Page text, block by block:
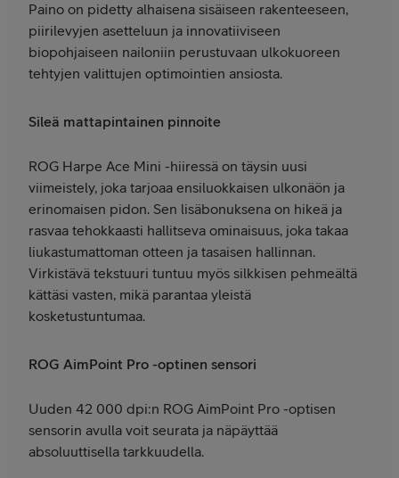
Paino on pidetty alhaisena sisäiseen rakenteeseen,
piirilevyjen asetteluun ja innovatiiviseen
biopohjaiseen nailoniin perustuvaan ulkokuoreen
tehtyjen valittujen optimointien ansiosta.
Sileä mattapintainen pinnoite
ROG Harpe Ace Mini -hiiressä on täysin uusi
viimeistely, joka tarjoaa ensiluokkaisen ulkonäön ja
erinomaisen pidon. Sen lisäbonuksena on hikeä ja
rasvaa tehokkaasti hallitseva ominaisuus, joka takaa
liukastumattoman otteen ja tasaisen hallinnan.
Virkistävä tekstuuri tuntuu myös silkkisen pehmeältä
kättäsi vasten, mikä parantaa yleistä
kosketustuntumaa.
ROG AimPoint Pro -optinen sensori
Uuden 42 000 dpi:n ROG AimPoint Pro -optisen
sensorin avulla voit seurata ja näpäyttää
absoluuttisella tarkkuudella.